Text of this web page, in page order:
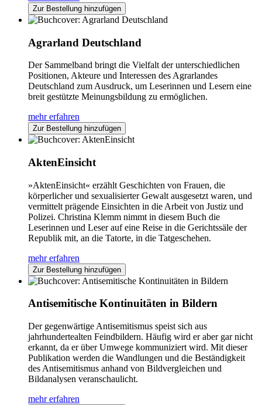
Zur Bestellung hinzufügen
Agrarland Deutschland
Der Sammelband bringt die Vielfalt der unterschiedlichen
Positionen, Akteure und Interessen des Agrarlandes
Deutschland zum Ausdruck, um Leserinnen und Lesern eine
breit gestützte Meinungsbildung zu ermöglichen.
mehr erfahren
Zur Bestellung hinzufügen
AktenEinsicht
»AktenEinsicht« erzählt Geschichten von Frauen, die
körperlicher und sexualisierter Gewalt ausgesetzt waren, und
vermittelt prägende Einsichten in die Arbeit von Justiz und
Polizei. Christina Klemm nimmt in diesem Buch die
Leserinnen und Leser auf eine Reise in die Gerichtssäle der
Republik mit, an die Tatorte, in die Tatgeschehen.
mehr erfahren
Zur Bestellung hinzufügen
Antisemitische Kontinuitäten in Bildern
Der gegenwärtige Antisemitismus speist sich aus
jahrhundertealten Feindbildern. Häufig wird er aber gar nicht
erkannt, da er über Umwege kommuniziert wird. Mit dieser
Publikation werden die Wandlungen und die Beständigkeit
des Antisemitismus anhand von Bildvergleichen und
Bildanalysen veranschaulicht.
mehr erfahren